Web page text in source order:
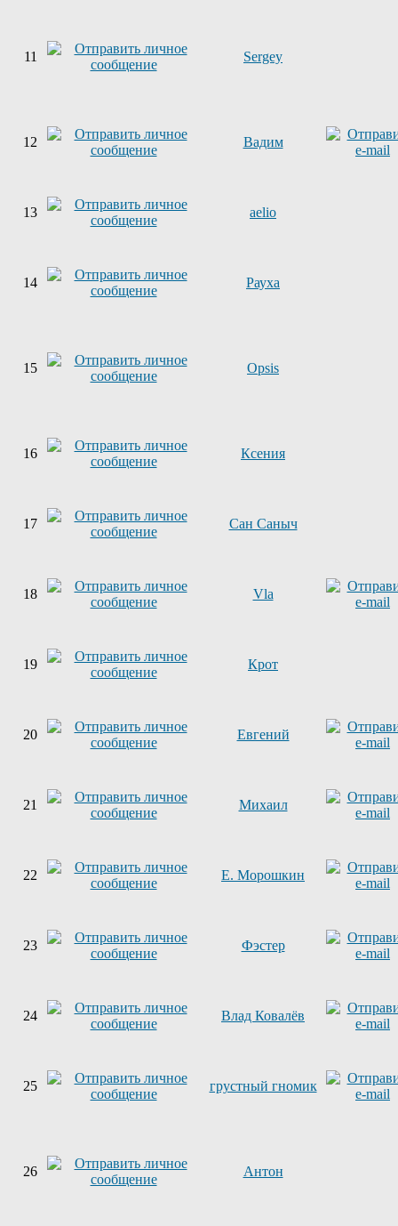
11 Sergey
12 Вадим
13 aelio
14 Рауха
15 Opsis
16 Ксения
17 Сан Саныч
18 Vla
19 Крот
20 Евгений
21 Михаил
22 Е. Морошкин
23 Фэстер
24 Влад Ковалёв
25 грустный гномик
26 Антон